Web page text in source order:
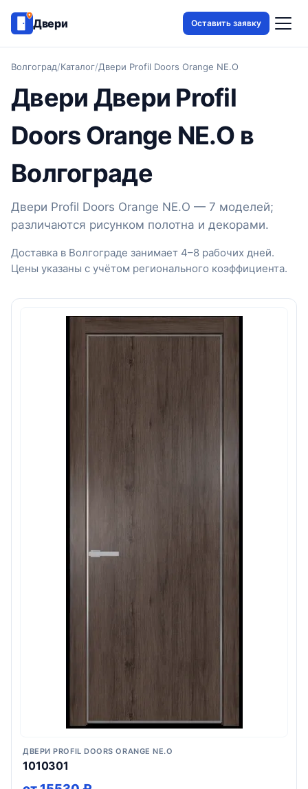
Двери Оставить заявку
Волгоград/Каталог/Двери Profil Doors Orange NE.O
Двери Двери Profil
Doors Orange NE.O в
Волгограде
Двери Profil Doors Orange NE.O — 7 моделей;
различаются рисунком полотна и декорами.
Доставка в Волгограде занимает 4–8 рабочих дней.
Цены указаны с учётом регионального коэффициента.
ДВЕРИ PROFIL DOORS ORANGE NE.O
1010301